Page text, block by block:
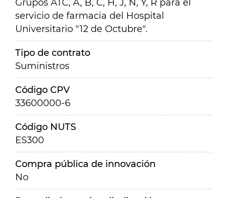
Grupos ATC, A, B, C, H, J, N, Y, R para el
servicio de farmacia del Hospital
Universitario "12 de Octubre".
Tipo de contrato
Suministros
Código CPV
33600000-6
Código NUTS
ES300
Compra pública de innovación
No